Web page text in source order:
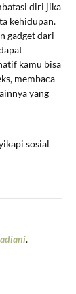
diri jika
kehidupan.
gadget dari
kamu bisa
membaca
yang
sosial
.